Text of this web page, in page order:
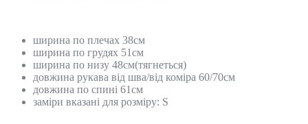
ширина по плечах 38см
ширина по грудях 51см
ширина по низу 48см(тягнеться)
довжина рукава від шва/від коміра 60/70см
довжина по спині 61см
заміри вказані для розміру: S